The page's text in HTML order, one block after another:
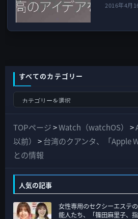
2016年4月
すべてのカテゴリー
て
の
カ
リ
ー
TOPページ>Watch（watchOS） >
以前）
>台湾のクアンタ、「Apple
との情報
人気の記事
女性専用のセクシーエステ
能人たち、「篠田麻里子、